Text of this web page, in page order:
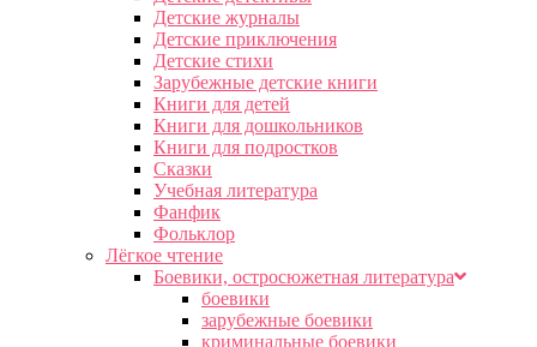
Детские журналы
Детские приключения
Детские стихи
Зарубежные детские книги
Книги для детей
Книги для дошкольников
Книги для подростков
Сказки
Учебная литература
Фанфик
Фольклор
Лёгкое чтение
Боевики, остросюжетная литература
боевики
зарубежные боевики
криминальные боевики